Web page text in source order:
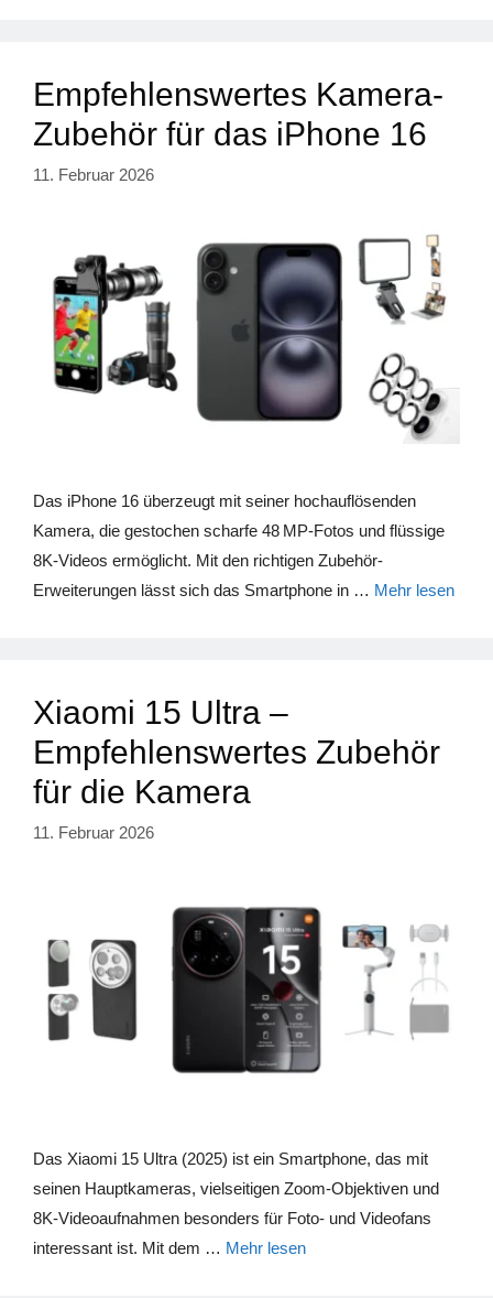
Empfehlenswertes Kamera-
Zubehör für das iPhone 16
11. Februar 2026
Das iPhone 16 überzeugt mit seiner hochauflösenden
Kamera, die gestochen scharfe 48 MP-Fotos und flüssige
8K-Videos ermöglicht. Mit den richtigen Zubehör-
Erweiterungen lässt sich das Smartphone in … Mehr lesen
Xiaomi 15 Ultra –
Empfehlenswertes Zubehör
für die Kamera
11. Februar 2026
Das Xiaomi 15 Ultra (2025) ist ein Smartphone, das mit
seinen Hauptkameras, vielseitigen Zoom-Objektiven und
8K-Videoaufnahmen besonders für Foto- und Videofans
interessant ist. Mit dem … Mehr lesen